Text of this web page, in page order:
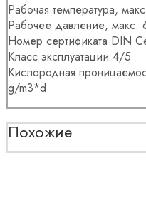
Рабочая температура,
Рабочее давление, макс.
Номер сертификата DIN
Класс эксплуатации 4/5
Кислородная
g/m3*d
Похожие